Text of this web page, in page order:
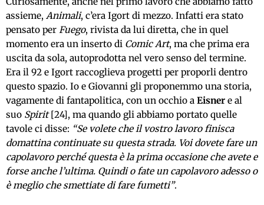
assieme, Animali, c’era Igort di mezzo. Infatti era stato
pensato per Fuego, rivista da lui diretta, che in quel
momento era un inserto di Comic Art, ma che prima era
uscita da sola, autoprodotta nel vero senso del termine.
Era il 92 e Igort raccoglieva progetti per proporli dentro
questo spazio. Io e Giovanni gli proponemmo una storia,
vagamente di fantapolitica, con un occhio a Eisner e al
suo Spirit[24], ma quando gli abbiamo portato quelle
tavole ci disse: “Se volete che il vostro lavoro finisca
domattina continuate su questa strada. Voi dovete fare un
capolavoro perché questa è la prima occasione che avete e
forse anche l’ultima. Quindi o fate un capolavoro adesso o
è meglio che smettiate di fare fumetti”.